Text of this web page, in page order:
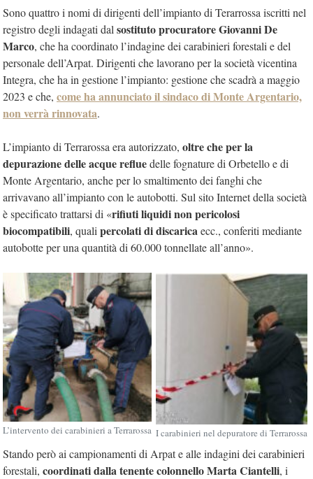
Sono quattro i nomi di dirigenti dell’impianto di Terarrossa iscritti nel
registro degli indagati dal sostituto procuratore Giovanni De
Marco, che ha coordinato l’indagine dei carabinieri forestali e del
personale dell’Arpat. Dirigenti che lavorano per la società vicentina
Integra, che ha in gestione l’impianto: gestione che scadrà a maggio
2023 e che, come ha annunciato il sindaco di Monte Argentario,
non verrà rinnovata.
L’impianto di Terrarossa era autorizzato, oltre che per la
depurazione delle acque refluedelle fognature di Orbetello e di
Monte Argentario, anche per lo smaltimento dei fanghi che
arrivavano all’impianto con le autobotti. Sul sito Internet della società
è specificato trattarsi di «rifiuti liquidi non pericolosi
biocompatibili, quali percolati di discaricaecc., conferiti mediante
autobotte per una quantità di 60.000 tonnellate all’anno».
L’intervento dei carabinieri a Terrarossa I carabinieri nel depuratore di Terrarossa
Stando però ai campionamenti di Arpat e alle indagini dei carabinieri
forestali, coordinati dalla tenente colonnello Marta Ciantelli, i